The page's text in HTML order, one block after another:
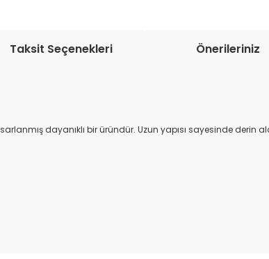
Taksit Seçenekleri Önerileriniz
dayanıklı bir üründür. Uzun yapısı sayesinde derin